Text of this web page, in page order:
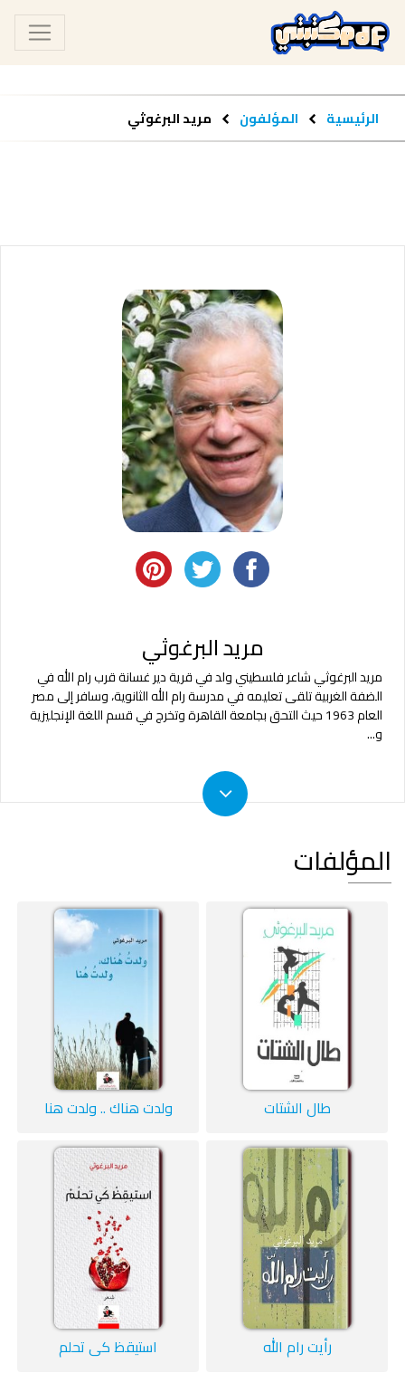
الرئيسية المؤلفون مريد البرغوثي
مريد البرغوثي
مريد البرغوثي شاعر فلسطيني ولد في قرية دير غسانة قرب رام الله في
الضفة الغربية تلقى تعليمه في مدرسة رام الله الثانوية، وسافر إلى مصر
العام 1963 حيث التحق بجامعة القاهرة وتخرج في قسم اللغة الإنجليزية
و...
المؤلفات
طال الشتات ولدت هناك .. ولدت هنا
رأيت رام الله استيقظ كي تحلم